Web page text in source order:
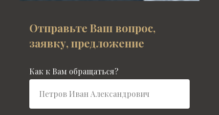
Отправьте Ваш вопрос,
заявку, предложение
Как к Вам обращаться?